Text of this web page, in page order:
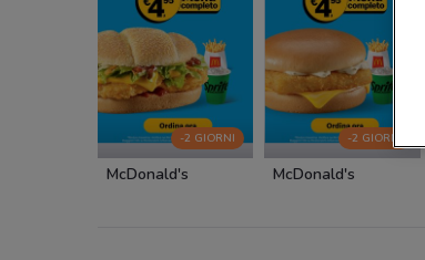
-2 GIORNI
McDonald's
-2 GIORNI
McDonald's